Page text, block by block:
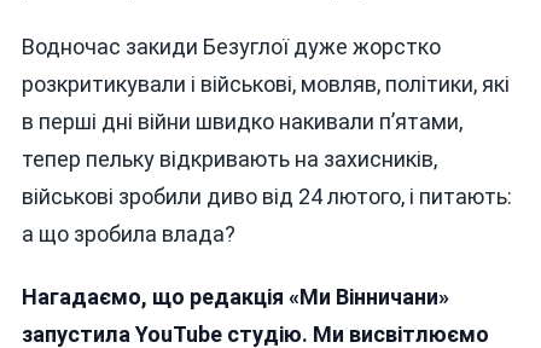
Водночас закиди Безуглої дуже жорстко
розкритикували і військові, мовляв, політики, які
в перші дні війни швидко накивали п’ятами,
тепер пельку відкривають на захисників,
військові зробили диво від 24 лютого, і питають:
а що зробила влада?
Нагадаємо, що редакція «Ми Вінничани»
запустила YouTube студію. Ми висвітлюємо